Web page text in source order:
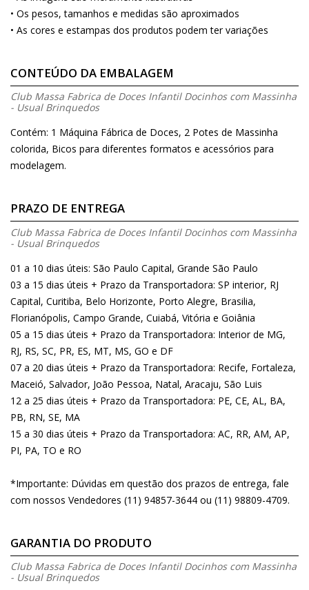
• Os pesos, tamanhos e medidas são aproximados
• As cores e estampas dos produtos podem ter variações
CONTEÚDO DA EMBALAGEM
Club Massa Fabrica de Doces Infantil Docinhos com Massinha
- Usual Brinquedos
Contém: 1 Máquina Fábrica de Doces, 2 Potes de Massinha
colorida, Bicos para diferentes formatos e acessórios para
modelagem.
PRAZO DE ENTREGA
Club Massa Fabrica de Doces Infantil Docinhos com Massinha
- Usual Brinquedos
01 a 10 dias úteis: São Paulo Capital, Grande São Paulo
03 a 15 dias úteis + Prazo da Transportadora: SP interior, RJ
Capital, Curitiba, Belo Horizonte, Porto Alegre, Brasilia,
Florianópolis, Campo Grande, Cuiabá, Vitória e Goiânia
05 a 15 dias úteis + Prazo da Transportadora: Interior de MG,
RJ, RS, SC, PR, ES, MT, MS, GO e DF
07 a 20 dias úteis + Prazo da Transportadora: Recife, Fortaleza,
Maceió, Salvador, João Pessoa, Natal, Aracaju, São Luis
12 a 25 dias úteis + Prazo da Transportadora: PE, CE, AL, BA,
PB, RN, SE, MA
15 a 30 dias úteis + Prazo da Transportadora: AC, RR, AM, AP,
PI, PA, TO e RO
*Importante: Dúvidas em questão dos prazos de entrega, fale
com nossos Vendedores (11) 94857-3644 ou (11) 98809-4709.
GARANTIA DO PRODUTO
Club Massa Fabrica de Doces Infantil Docinhos com Massinha
- Usual Brinquedos